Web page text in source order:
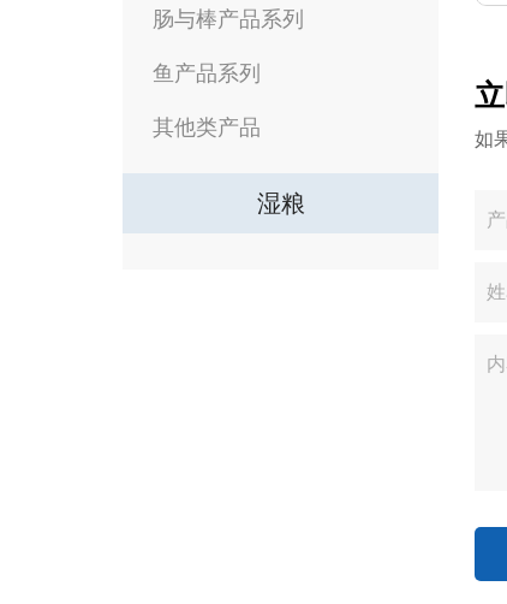
肠与棒产品系列
鱼产品系列
其他类产品
湿粮
如